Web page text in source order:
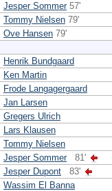
Jesper Sommer 57'
Tommy Nielsen 79'
Ove Hansen 79'
Henrik Bundgaard
Ken Martin
Frode Langagergaard
Jan Larsen
Gregers Ulrich
Lars Klausen
Tommy Nielsen
Jesper Sommer
81'
Jesper Dupont
83'
Wassim El Banna